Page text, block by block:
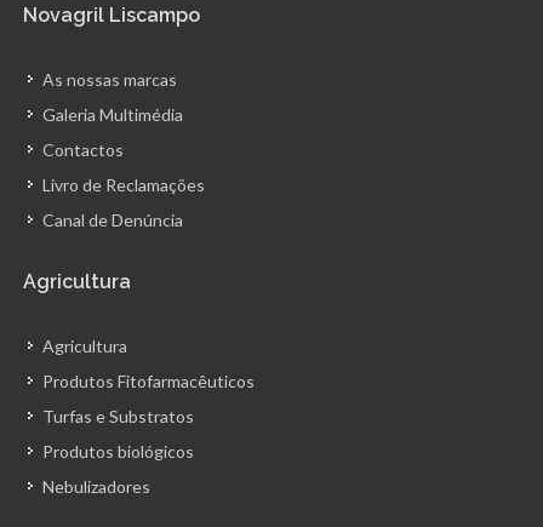
Novagril Liscampo
As nossas marcas
Galeria Multimédia
Contactos
Livro de Reclamações
Canal de Denúncia
Agricultura
Agricultura
Produtos Fitofarmacêuticos
Turfas e Substratos
Produtos biológicos
Nebulizadores